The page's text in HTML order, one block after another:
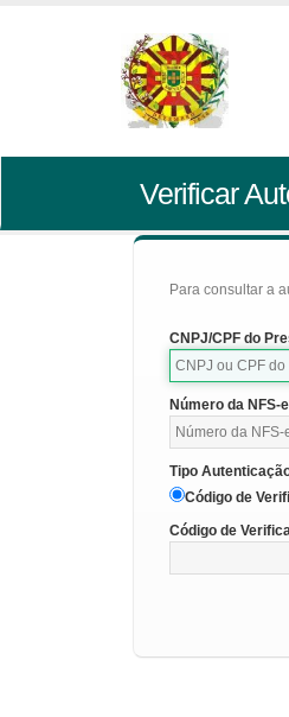
Verificar
Para consultar a
CNPJ/CPF do
Número da NFS-e
Tipo
Código de
Código de